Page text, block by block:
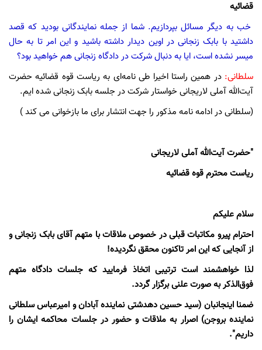
قضائیه
خب به دیگر مسائل بپردازیم. شما از جمله نمایندگانی بودید که قصد
داشتید با بابک زنجانی در اوین دیدار داشته باشید و این امر تا به حال
میسر نشده است، ایا به دنبال شرکت در دادگاه زنجانی هم خواهید بود؟
سلطانی:در همین راستا اخیرا طی نامه‌ای به ریاست قوه قضائیه حضرت
آیت‌الله آملی لاریجانی خواستار شرکت در جلسه بابک زنجانی شده ایم.
(سلطانی در ادامه نامه مذکور را جهت انتشار برای ما بازخوانی می کند )
"حضرت آیت‌الله‌ آملی لاریجانی
ریاست محترم قوه قضائیه
سلام علیکم
احترام پیرو مکاتبات قبلی در خصوص ملاقات با متهم آقای بابک زنجانی و
از آنجایی که این امر تاکنون محقق نگردیده!
لذا خواهشمند است ترتیبی اتخاذ فرمایید که جلسات دادگاه متهم
فوق‌الذکر به صورت علنی برگزار گردد.
ضمنا اینجانبان (سید حسین دهدشتی نماینده آبادان و امیرعباس سلطانی
نماینده بروجن) اصرار به ملاقات و حضور در جلسات محاکمه ایشان را
داریم".